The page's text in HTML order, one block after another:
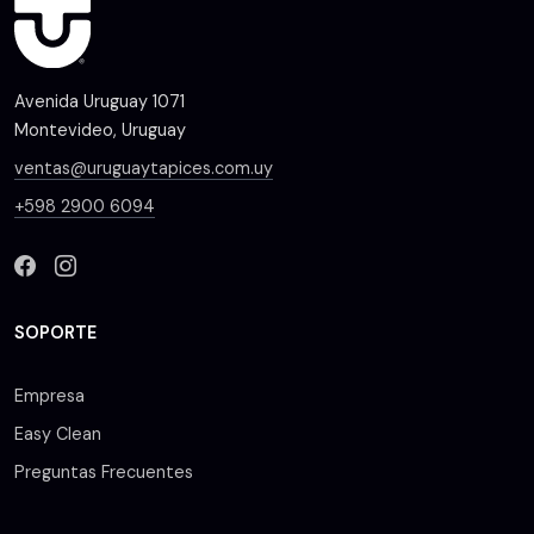
Avenida Uruguay 1071
Montevideo, Uruguay
ventas@uruguaytapices.com.uy
+598 2900 6094
SOPORTE
Empresa
Easy Clean
Preguntas Frecuentes